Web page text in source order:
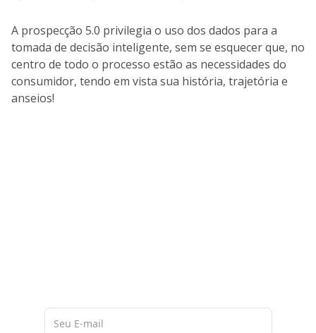
A prospecção 5.0 privilegia o uso dos dados para a
tomada de decisão inteligente, sem se esquecer que, no
centro de todo o processo estão as necessidades do
consumidor, tendo em vista sua história, trajetória e
anseios!
sobre o mercado